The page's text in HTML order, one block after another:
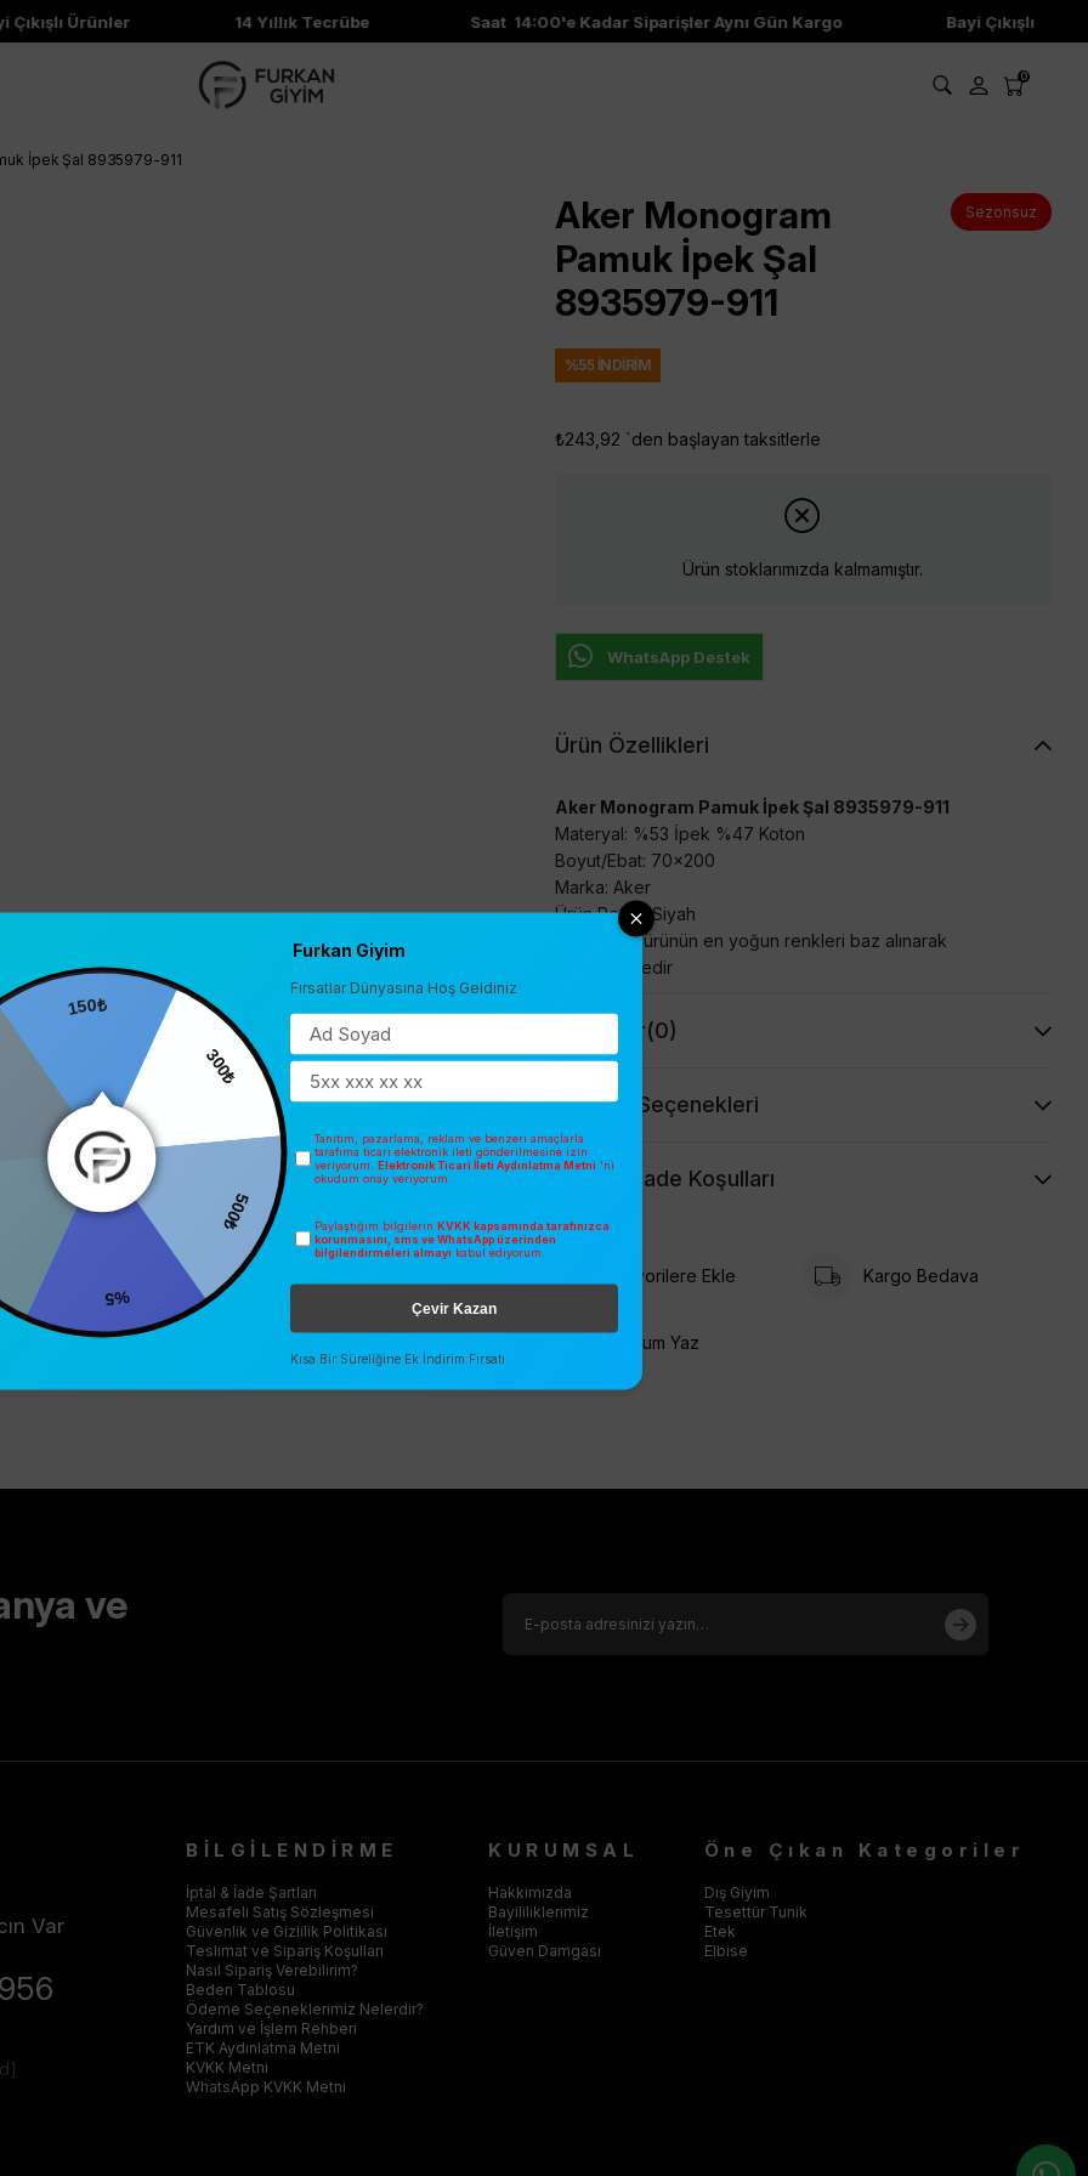
Ürünler 14 Yıllık Tecrübe Saat 14:00'e Kadar Siparişler Aynı Gün Kargo Bayi Çıkışlı
0
İpek Şal 8935979-911
Aker Monogram
Pamuk İpek Şal
8935979-911
Sezonsuz
%55 İNDIRIM
₺243,92 `den başlayan taksitlerle
Ürün stoklarımızda kalmamıştır.
WhatsApp Destek
Ürün Özellikleri
Aker Monogram Pamuk İpek Şal 8935979-911
Materyal: %53 İpek %47 Koton
Boyut/Ebat: 70x200
Marka: Aker
Ürün Rengi: Siyah
Ürün rengi ürünün en yoğun renkleri baz alınarak
belirtilmektedir
Yorumlar(0)
Ödeme Seçenekleri
İptal ve İade Koşulları
Favorilere Ekle Kargo Bedava
Yorum Yaz
ve
Var
BİLGİLENDİRME
İptal & İade Şartları
Mesafeli Satış Sözleşmesi
Güvenlik ve Gizlilik Politikası
Teslimat ve Sipariş Koşulları
Nasıl Sipariş Verebilirim?
Beden Tablosu
Ödeme Seçeneklerimiz Nelerdir?
Yardım ve İşlem Rehberi
ETK Aydınlatma Metni
KVKK Metni
WhatsApp KVKK Metni
KURUMSAL
Hakkımızda
Bayililiklerimiz
İletişim
Güven Damgası
Öne Çıkan Kategoriler
Dış Giyim
Tesettür Tunik
Etek
Elbise
150₺
300₺
500₺
Furkan Giyim
Fırsatlar Dünyasına Hoş Geldiniz
Tanıtım, pazarlama, reklam ve benzeri amaçlarla
tarafıma ticari elektronik ileti gönderilmesine izin
veriyorum. Elektronik Ticari İleti Aydınlatma Metni 'ni
okudum onay veriyorum.
Paylaştığım bilgilerin KVKK kapsamında tarafınızca
korunmasını, sms ve WhatsApp üzerinden
bilgilendirmeleri almayı kabul ediyorum.
Çevir Kazan
Kısa Bir Süreliğine Ek İndirim Fırsatı